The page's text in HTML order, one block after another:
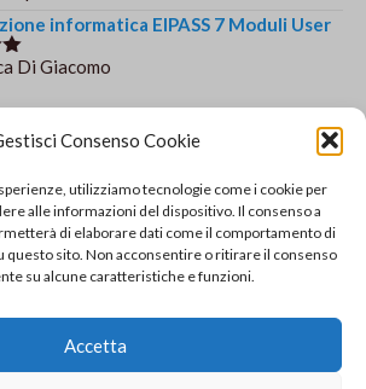
Consenso Cookie
utilizziamo tecnologie come i cookie per
alle informazioni del dispositivo. Il consenso a
di elaborare dati come il comportamento di
questo sito. Non acconsentire o ritirare il consenso
su alcune caratteristiche e funzioni.
Accetta
informatica EIPASS 7 Moduli User
Di Giacomo
Sab: 10:00-12:00
15:30
Academy by SOLUZIONE E